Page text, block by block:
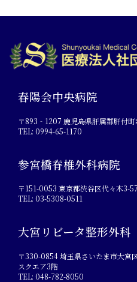
春陽会中央病院
〒893‐1207 鹿児島県肝属郡肝付
TEL: 0994-65-1170
参宮橋脊椎外科病院
〒151-0053 東京都渋谷区代々木3-
TEL: 03-5308-0511
大宮リビータ整形外科
〒330-0854 埼玉県さいたま市大宮
スクエア3階
TEL: 048-782-8050